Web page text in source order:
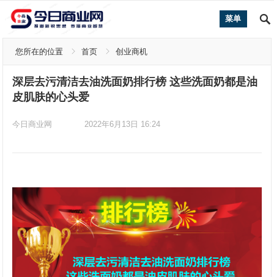
菜单
您所在的位置 首页 创业商机
深层去污清洁去油洗面奶排行榜 这些洗面奶都是油
皮肌肤的心头爱
今日商业网 2022年6月13日 16:24